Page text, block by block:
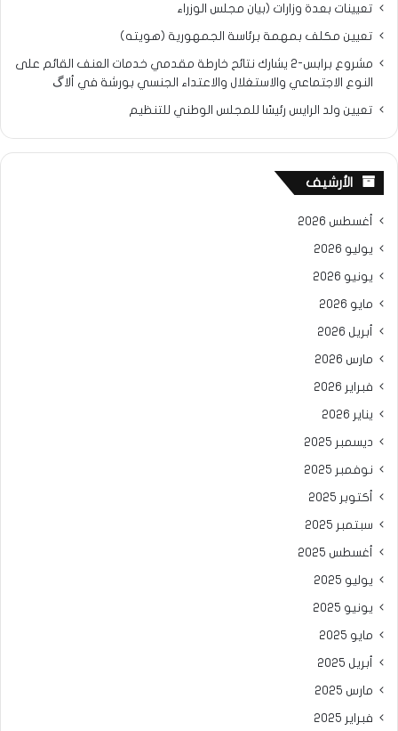
تعيينات بعدة وزارات (بيان مجلس الوزراء
تعيين مكلف بمهمة برئاسة الجمهورية (هويته)
مشروع برابس-2 يشارك نتائح خارطة مقدمي خدمات العنف القائم على
النوع الاجتماعي والاستغلال والاعتداء الجنسي بورشة في ألاگ
تعيين ولد الرايس رئيسًا للمجلس الوطني للتنظيم
الأرشيف
أغسطس 2026
يوليو 2026
يونيو 2026
مايو 2026
أبريل 2026
مارس 2026
فبراير 2026
يناير 2026
ديسمبر 2025
نوفمبر 2025
أكتوبر 2025
سبتمبر 2025
أغسطس 2025
يوليو 2025
يونيو 2025
مايو 2025
أبريل 2025
مارس 2025
فبراير 2025